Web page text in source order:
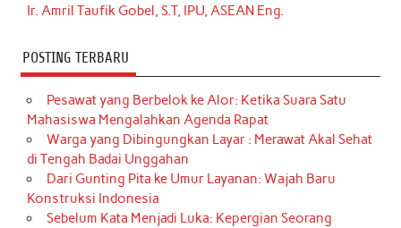
Ir. Amril Taufik Gobel, S.T, IPU, ASEAN Eng.
POSTING TERBARU
Pesawat yang Berbelok ke Alor: Ketika Suara Satu
Mahasiswa Mengalahkan Agenda Rapat
Warga yang Dibingungkan Layar : Merawat Akal Sehat
di Tengah Badai Unggahan
Dari Gunting Pita ke Umur Layanan: Wajah Baru
Konstruksi Indonesia
Sebelum Kata Menjadi Luka: Kepergian Seorang